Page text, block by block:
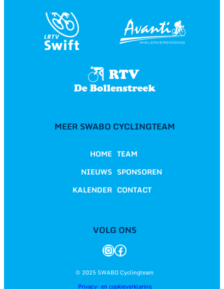
MEER SWABO CYCLINGTEAM
HOME
NIEUWS
KALENDER
TEAM
SPONSOREN
CONTACT
VOLG ONS
InstagramFacebook
© 2025 SWABO Cyclingteam
Privacy- en cookieverklaring